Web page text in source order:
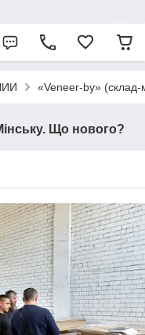
«Veneer-by» (склад-
Що нового?